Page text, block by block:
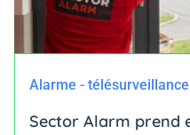
Alarme - télésurveillance
Sector Alarm prend